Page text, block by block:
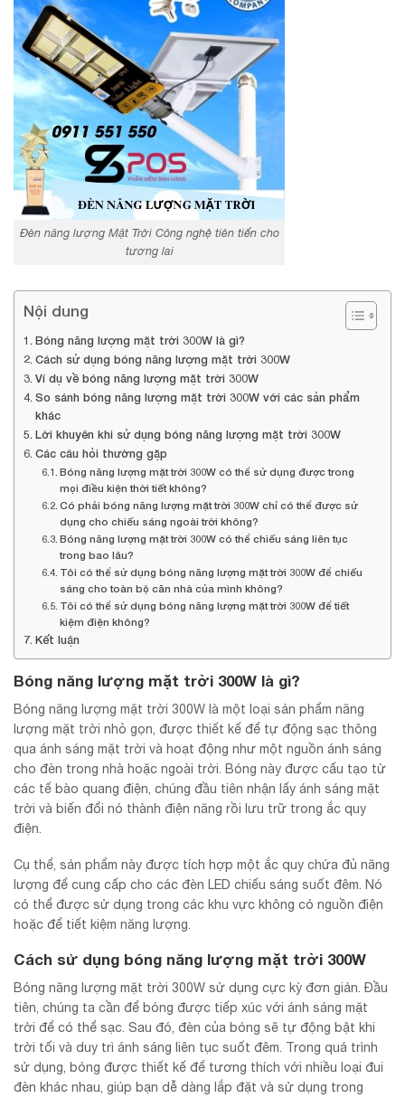
Đèn năng lượng Mặt Trời Công nghệ tiên tiến cho
tương lai
Nội dung
Bóng năng lượng mặt trời 300W là gì?
Cách sử dụng bóng năng lượng mặt trời 300W
Ví dụ về bóng năng lượng mặt trời 300W
So sánh bóng năng lượng mặt trời 300W với các sản phẩm
khác
Lời khuyên khi sử dụng bóng năng lượng mặt trời 300W
Các câu hỏi thường gặp
Bóng năng lượng mặt trời 300W có thể sử dụng được trong
mọi điều kiện thời tiết không?
Có phải bóng năng lượng mặt trời 300W chỉ có thể được sử
dụng cho chiếu sáng ngoài trời không?
Bóng năng lượng mặt trời 300W có thể chiếu sáng liên tục
trong bao lâu?
Tôi có thể sử dụng bóng năng lượng mặt trời 300W để chiếu
sáng cho toàn bộ căn nhà của mình không?
Tôi có thể sử dụng bóng năng lượng mặt trời 300W để tiết
kiệm điện không?
Kết luận
Bóng năng lượng mặt trời 300W là gì?
Bóng năng lượng mặt trời 300W là một loại sản phẩm năng
lượng mặt trời nhỏ gọn, được thiết kế để tự động sạc thông
qua ánh sáng mặt trời và hoạt động như một nguồn ánh sáng
cho đèn trong nhà hoặc ngoài trời. Bóng này được cấu tạo từ
các tế bào quang điện, chúng đầu tiên nhận lấy ánh sáng mặt
trời và biến đổi nó thành điện năng rồi lưu trữ trong ắc quy
điện.
Cụ thể, sản phẩm này được tích hợp một ắc quy chứa đủ năng
lượng để cung cấp cho các đèn LED chiếu sáng suốt đêm. Nó
có thể được sử dụng trong các khu vực không có nguồn điện
hoặc để tiết kiệm năng lượng.
Cách sử dụng bóng năng lượng mặt trời 300W
Bóng năng lượng mặt trời 300W sử dụng cực kỳ đơn giản. Đầu
tiên, chúng ta cần để bóng được tiếp xúc với ánh sáng mặt
trời để có thể sạc. Sau đó, đèn của bóng sẽ tự động bật khi
trời tối và duy trì ánh sáng liên tục suốt đêm. Trong quá trình
sử dụng, bóng được thiết kế để tương thích với nhiều loại đui
đèn khác nhau, giúp bạn dễ dàng lắp đặt và sử dụng trong